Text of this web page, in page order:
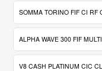
SOMMA TORINO FIF CI RF
ALPHA WAVE 300 FIF
V8 CASH PLATINUM CIC